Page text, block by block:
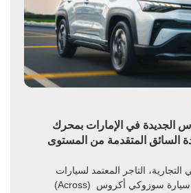
الجديدة في الإمارات بمحرك
السائق المتقدمة من المستوى
التاجر المعتمد لسيارات
سوزوكي في الإمارات، سيارة سوزوكي أكروس (Across)